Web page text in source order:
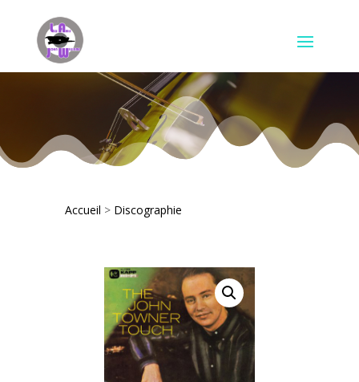
Accueil > Discographie